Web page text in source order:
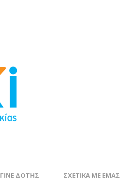
ΓΙΝΕ ΔΟΤΗΣ ΣΧΕΤΙΚΑ ΜΕ ΕΜΑΣ